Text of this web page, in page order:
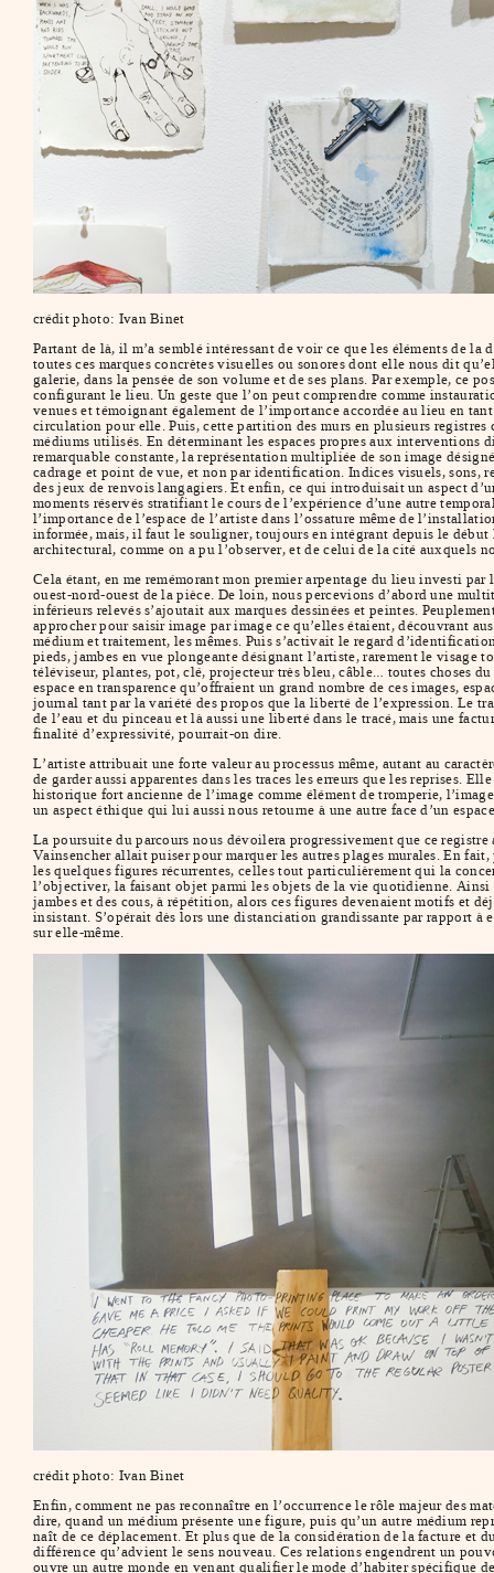
crédit photo: Ivan Binet
Partant de là, il m’a semblé intéressant de voir ce que les éléments de
toutes ces marques concrètes visuelles ou sonores dont elle nous dit
galerie, dans la pensée de son volume et de ses plans. Par exemple, ce
configurant le lieu. Un geste que l’on peut comprendre comme
venues et témoignant également de l’importance accordée au lieu en
circulation pour elle. Puis, cette partition des murs en plusieurs
médiums utilisés. En déterminant les espaces propres aux
remarquable constante, la représentation multipliée de son image
cadrage et point de vue, et non par identification. Indices visuels, sons,
des jeux de renvois langagiers. Et enfin, ce qui introduisait un aspect
moments réservés stratifiant le cours de l’expérience d’une autre
l’importance de l’espace de l’artiste dans l’ossature même de
informée, mais, il faut le souligner, toujours en intégrant depuis le début
architectural, comme on a pu l’observer, et de celui de la cité auxquels
Cela étant, en me remémorant mon premier arpentage du lieu investi
ouest-nord-ouest de la pièce. De loin, nous percevions d’abord une
inférieurs relevés s’ajoutait aux marques dessinées et peintes.
approcher pour saisir image par image ce qu’elles étaient, découvrant
médium et traitement, les mêmes. Puis s’activait le regard
pieds, jambes en vue plongeante désignant l’artiste, rarement le visage
téléviseur, plantes, pot, clé, projecteur très bleu, câble… toutes choses
espace en transparence qu’offraient un grand nombre de ces images,
journal tant par la variété des propos que la liberté de l’expression. Le
de l’eau et du pinceau et là aussi une liberté dans le tracé, mais une
finalité d’expressivité, pourrait-on dire.
L’artiste attribuait une forte valeur au processus même, autant au
de garder aussi apparentes dans les traces les erreurs que les reprises.
historique fort ancienne de l’image comme élément de tromperie,
un aspect éthique qui lui aussi nous retourne à une autre face d’un
La poursuite du parcours nous dévoilera progressivement que ce
Vainsencher allait puiser pour marquer les autres plages murales. En
les quelques figures récurrentes, celles tout particulièrement qui la
l’objectiver, la faisant objet parmi les objets de la vie quotidienne. Ainsi
jambes et des cous, à répétition, alors ces figures devenaient motifs et
insistant. S’opérait dès lors une distanciation grandissante par rapport
sur elle-même.
crédit photo: Ivan Binet
Enfin, comment ne pas reconnaître en l’occurrence le rôle majeur des
dire, quand un médium présente une figure, puis qu’un autre médium
naît de ce déplacement. Et plus que de la considération de la facture et
différence qu’advient le sens nouveau. Ces relations engendrent un
ouvre un autre monde en venant qualifier le mode d’habiter spécifique